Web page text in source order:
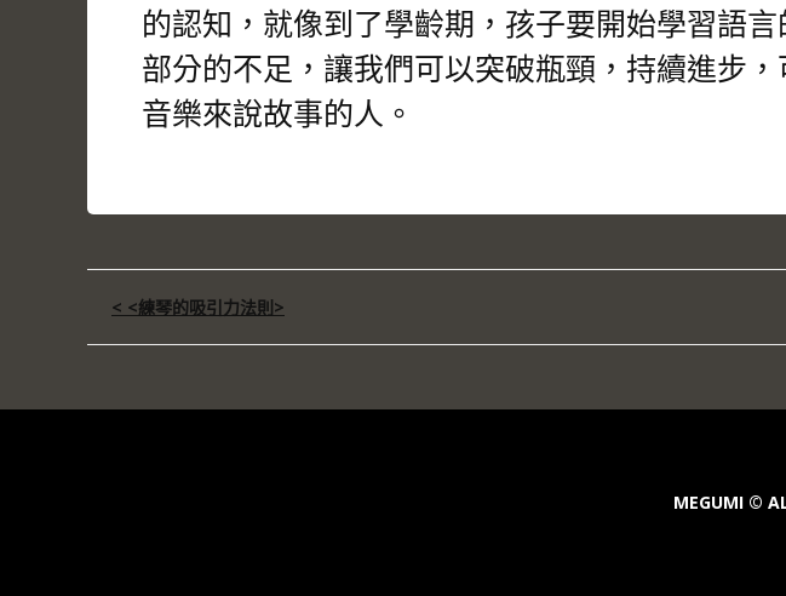
的認知，就像到了學齡期，孩子要開始學習語
部分的不足，讓我們可以突破瓶頸，持續進步
音樂來說故事的人。
文
章
導
< <練琴的吸引力法則>
MEGUMI ©